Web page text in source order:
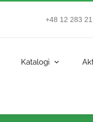
+48 12 283 21
Katalogi